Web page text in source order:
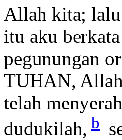
Allah kita; lalu
itu aku
pegunungan
TUHAN,
telah
dudukilah, b